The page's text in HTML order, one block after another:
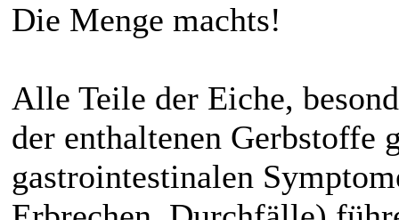
Die Menge machts!
Alle Teile der Eiche,
der enthaltenen Gerbstoffe
gastrointestinalen